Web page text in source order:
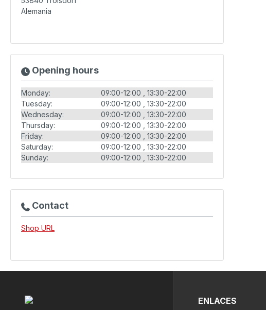
Alemania
Opening hours
Monday: 09:00-12:00
13:30-22:00
Tuesday:
09:00-12:00
13:30-22:00
Wednesday:
09:00-12:00
13:30-22:00
Thursday:
09:00-12:00
13:30-22:00
Friday:
09:00-12:00
13:30-22:00
Saturday:
09:00-12:00
13:30-22:00
Sunday:
09:00-12:00 13:30-22:00
Contact
Shop URL
ENLACES